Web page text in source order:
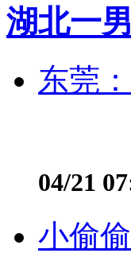
湖北一
东莞
04/21
小偷